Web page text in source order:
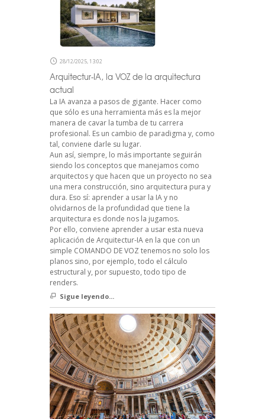
28/12/2025, 13:02
Arquitectur-IA, la VOZ de la arquitectura
actual
La IA avanza a pasos de gigante. Hacer como
que sólo es una herramienta más es la mejor
manera de cavar la tumba de tu carrera
profesional. Es un cambio de paradigma y, como
tal, conviene darle su lugar.
Aun así, siempre, lo más importante seguirán
siendo los conceptos que manejamos como
arquitectos y que hacen que un proyecto no sea
una mera construcción, sino arquitectura pura y
dura. Eso sí: aprender a usar la IA y no
olvidarnos de la profundidad que tiene la
arquitectura es donde nos la jugamos.
Por ello, conviene aprender a usar esta nueva
aplicación de Arquitectur-IA en la que con un
simple COMANDO DE VOZ tenemos no solo los
planos sino, por ejemplo, todo el cálculo
estructural y, por supuesto, todo tipo de
renders.
Sigue leyendo...